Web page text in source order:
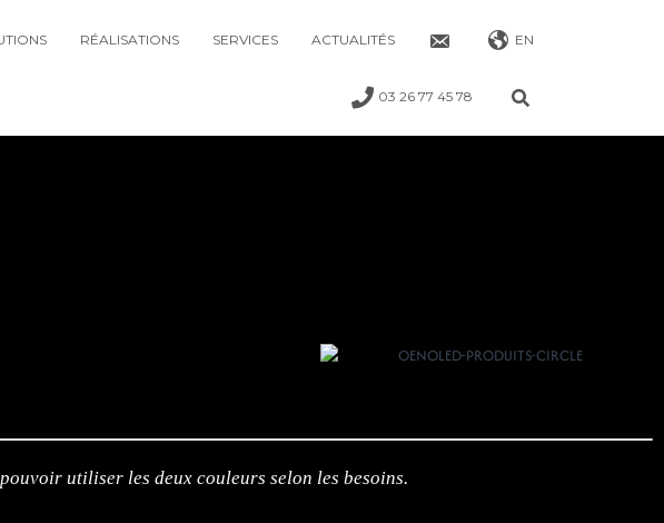
RÉALISATIONS SERVICES ACTUALITÉS EN
03 26 77 45 78
utiliser les deux couleurs selon les besoins.